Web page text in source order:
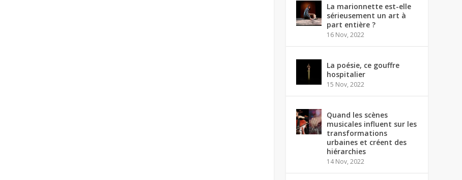
La marionnette est-elle
sérieusement un art à
part entière ?
16 Nov, 2022
La poésie, ce gouffre
hospitalier
15 Nov, 2022
Quand les scènes
musicales influent sur les
transformations
urbaines et créent des
hiérarchies
14 Nov, 2022